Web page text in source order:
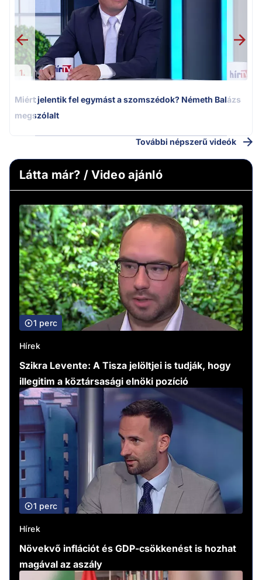
1.
Miért jelentik fel egymást a szomszédok? Németh Balázs
megszólalt
További népszerű videók
Látta már? / Video ajánló
1 perc
Hírek
Szikra Levente: A Tisza jelöltjei is tudják, hogy
illegitim a köztársasági elnöki pozíció
1 perc
Hírek
Növekvő inflációt és GDP-csökkenést is hozhat
magával az aszály